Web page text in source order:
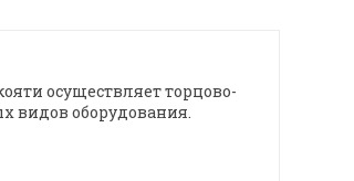
осуществляет торцово-
видов оборудования.